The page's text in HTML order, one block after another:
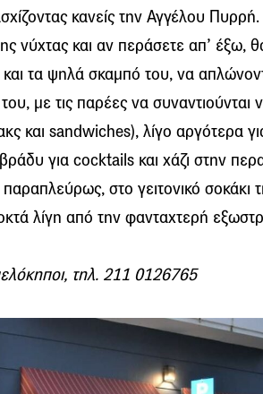
κανείς την Αγγέλου Πυρρή.
νύχτας και αν περάσετε απ’ έξω,
τα ψηλά σκαμπό του, να
με τις παρέες να συναντιούνται
και sandwiches), λίγο αργότερα
για cocktails και χάζι στην
παραπλεύρως, στο γειτονικό σοκάκι
λίγη από την φανταχτερή
τηλ. 211 0126765